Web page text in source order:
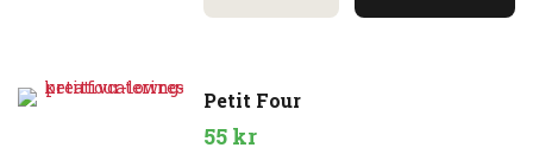
antall
Petit Four
55 kr